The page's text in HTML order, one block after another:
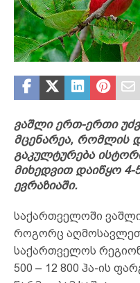
ვაშლი ერთ-ერთი
მცენარეა, რომლის
გაკულტურება
მიხედვით დაიწყო 4-
ევრაზიაში.
საქართველოში
როგორც
საქართველოს
500 – 12 800 ჰა-ის